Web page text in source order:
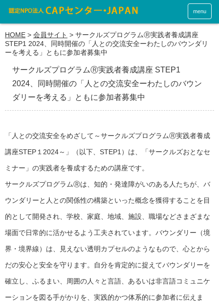
menu
HOME > 会員サイト > サークルズプログラムⓇ実践者養成講座
STEP1 2024、同時開催の「人との交流安全ーわたしのバウンダリ
ーを考える」ともに参加者募集中
サークルズプログラムⓇ実践者養成講座 STEP1
2024、同時開催の「人との交流安全ーわたしのバウン
ダリーを考える」ともに参加者募集中
「人との交流安全をめざして～サークルズプログラムⓇ実践者養成
講座STEP１2024～」（以下、STEP1）は、「サークルズおとなセ
ミナー」の実践者を養成するための講座です。
サークルズプログラムⓇは、知的・発達障がいのある人たちが、バ
ウンダリーと人との関係性の構築といった概念を獲得することを目
的として開発され、学校、家庭、地域、施設、職場などさまざまな
場面で日常的に活かせるよう工夫されています。バウンダリー（境
界・境界線）は、見えない透明カプセルのようなもので、心とから
だの安心と安全を守ります。自分を肯定的に捉えてバウンダリーを
確立し、ふるまい、周囲の人々と言語、あるいは非言語コミュニケ
ーションを図る手がかりを、実践的かつ体系的に参加者に伝えま